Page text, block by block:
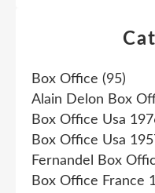
Box Office (95)
Alain Delon Box
Box Office Usa
Box Office Usa
Fernandel Box
Box Office France